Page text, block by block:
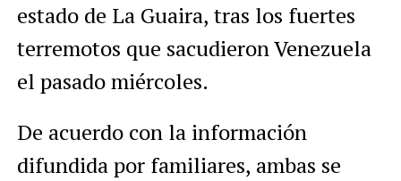
estado de La Guaira, tras los fuertes
terremotos que sacudieron Venezuela
el pasado miércoles.
De acuerdo con la información
difundida por familiares, ambas se